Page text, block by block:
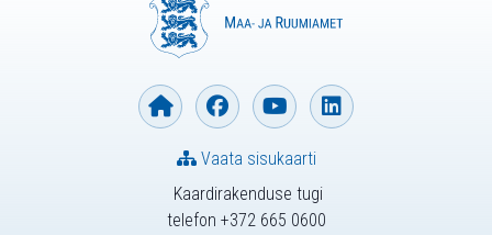
Kaardirakenduse tugi
telefon +372 665 0600
Vaata sisukaarti